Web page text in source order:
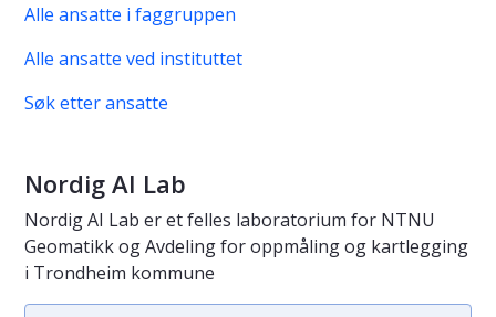
Alle ansatte i faggruppen
Alle ansatte ved instituttet
Søk etter ansatte
Nordig AI Lab
Nordig AI Lab er et felles laboratorium for NTNU
Geomatikk og Avdeling for oppmåling og kartlegging
i Trondheim kommune